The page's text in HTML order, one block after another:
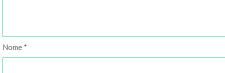
Nome *